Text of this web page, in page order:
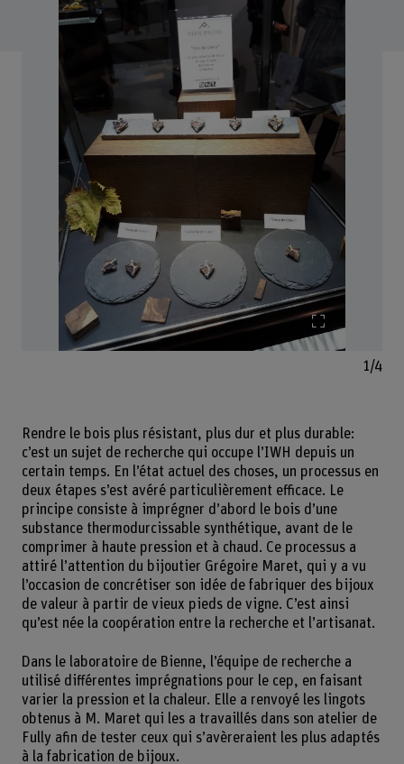
1/4
Rendre le bois plus résistant, plus dur et plus durable:
c’est un sujet de recherche qui occupe l’IWH depuis un
certain temps. En l’état actuel des choses, un processus en
deux étapes s’est avéré particulièrement efficace. Le
principe consiste à imprégner d’abord le bois d’une
substance thermodurcissable synthétique, avant de le
comprimer à haute pression et à chaud. Ce processus a
attiré l’attention du bijoutier Grégoire Maret, qui y a vu
l’occasion de concrétiser son idée de fabriquer des bijoux
de valeur à partir de vieux pieds de vigne. C’est ainsi
qu’est née la coopération entre la recherche et l’artisanat.
Dans le laboratoire de Bienne, l’équipe de recherche a
utilisé différentes imprégnations pour le cep, en faisant
varier la pression et la chaleur. Elle a renvoyé les lingots
obtenus à M. Maret qui les a travaillés dans son atelier de
Fully afin de tester ceux qui s’avèreraient les plus adaptés
à la fabrication de bijoux.